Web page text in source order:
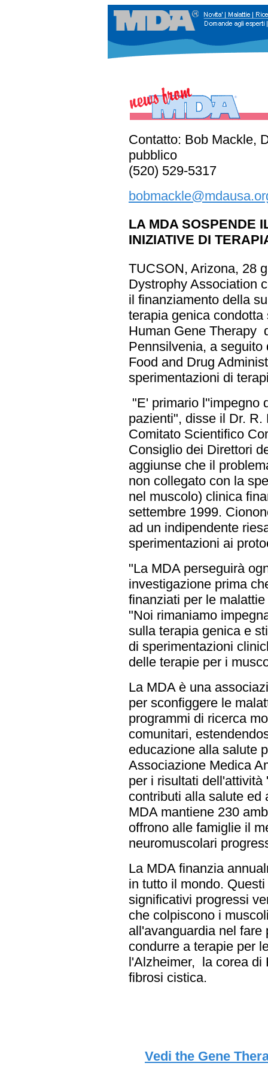
Contatto: Bob Mackle,
pubblico
(520) 529-5317
LA MDA SOSPENDE
INIZIATIVE DI
TUCSON, Arizona, 28
Dystrophy Association
il finanziamento della
terapia genica
Human Gene Therapy
Pennsilvenia, a
Food and Drug
sperimentazioni di
"E' primario l''impegno
pazienti", disse il Dr.
Comitato Scientifico
Consiglio dei Direttori
aggiunse che il
non collegato con la
nel muscolo) clinica
settembre 1999.
ad un indipendente
sperimentazioni ai
"La MDA perseguirà
investigazione prima
finanziati per le
"Noi rimaniamo
sulla terapia genica e
di sperimentazioni
delle terapie per i
La MDA è una
per sconfiggere le
programmi di ricerca
comunitari,
educazione alla salute
Associazione Medica
per i risultati
contributi alla salute ed
MDA mantiene 230
offrono alle famiglie il
neuromuscolari
La MDA finanzia
in tutto il mondo.
significativi progressi
che colpiscono i
all'avanguardia nel fare
condurre a terapie per
l'Alzheimer, la corea di
fibrosi cistica.
Vedi the Gene